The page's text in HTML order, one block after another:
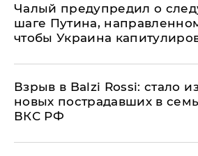
Чалый предупредил о
шаге Путина,
чтобы Украина
Взрыв в Balzi Rossi: стало
новых пострадавших в
ВКС РФ